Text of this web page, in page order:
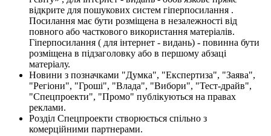
відкрите для пошукових систем гіперпосилання .
Посилання має бути розміщена в незалежності від
повного або часткового використання матеріалів.
Гіперпосилання ( для інтернет - видань) - повинна бути
розміщена в підзаголовку або в першому абзаці
матеріалу.
Новини з позначками "Думка", "Експертиза", "Заява",
"Регіони", "Гроші", "Влада", "Вибори", "Тест-драйв",
"Спецпроекти", "Промо" публікуються на правах
реклами.
Розділ Спецпроекти створюється спільно з
комерційними партнерами.